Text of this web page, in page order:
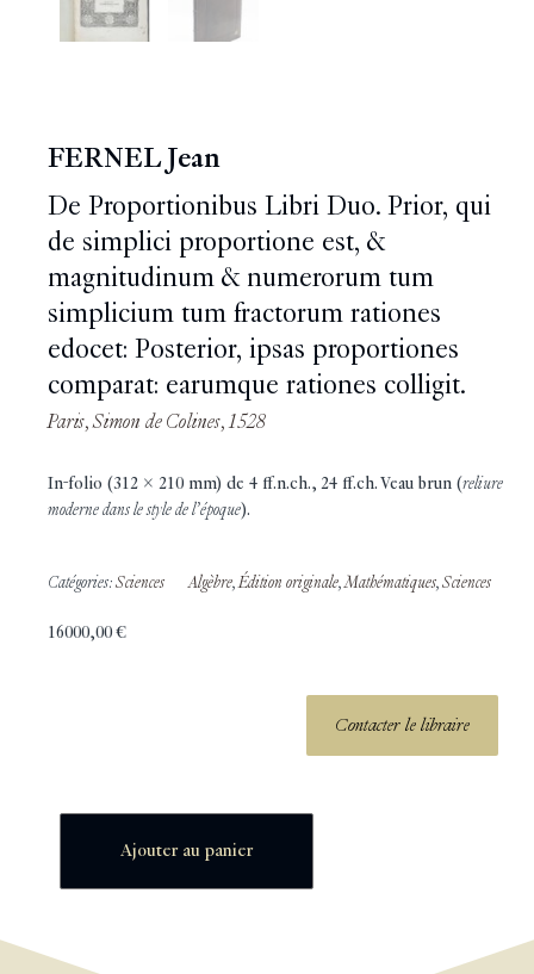
FERNEL Jean
De Proportionibus Libri Duo. Prior, qui
de simplici proportione est, &
magnitudinum & numerorum tum
simplicium tum fractorum rationes
edocet: Posterior, ipsas proportiones
comparat: earumque rationes colligit.
Paris, Simon de Colines, 1528
In-folio (312 x 210 mm) de 4 ff.n.ch., 24 ff.ch. Veau brun (reliure
moderne dans le style de l’époque).
Catégories: Sciences Algèbre,Édition originale,Mathématiques, Sciences
16000,00€
Contacter le libraire
Ajouter au panier